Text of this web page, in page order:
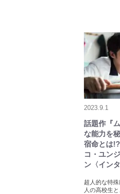
2023.9.1
話題作『
な能力を
宿命とは!?
コ・ユン
ン〈イン
超人的な特
人の高校生